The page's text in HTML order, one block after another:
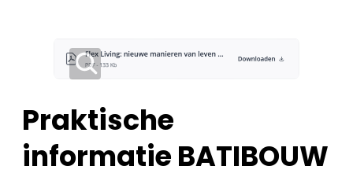
Praktische
informatie BATIBOUW